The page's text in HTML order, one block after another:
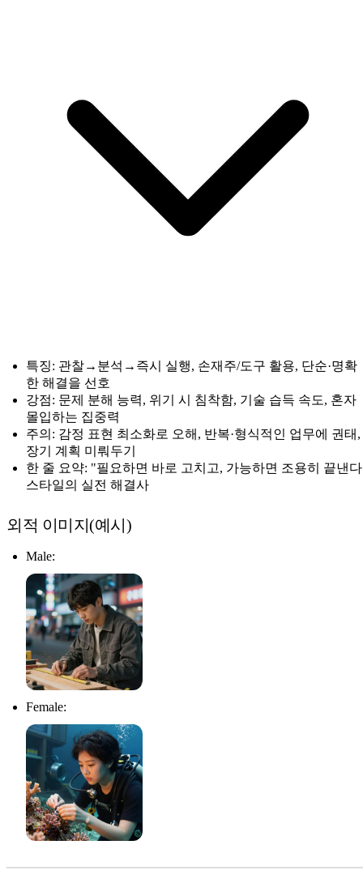
특징: 관찰→분석→즉시 실행, 손재주/도구 활용, 단순·명확
한 해결을 선호
강점: 문제 분해 능력, 위기 시 침착함, 기술 습득 속도, 혼자
몰입하는 집중력
주의: 감정 표현 최소화로 오해, 반복·형식적인 업무에 권태,
장기 계획 미뤄두기
한 줄 요약: "필요하면 바로 고치고, 가능하면 조용히 끝낸
스타일의 실전 해결사
외적 이미지(예시)
Male:
Female: